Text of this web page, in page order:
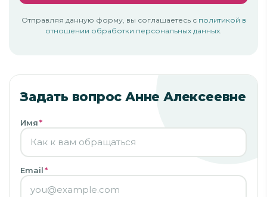
Отправляя данную форму, вы соглашаетесь с политикой в
отношении обработки персональных данных
Задать вопрос Анне Алексеевне
Имя*
Email*